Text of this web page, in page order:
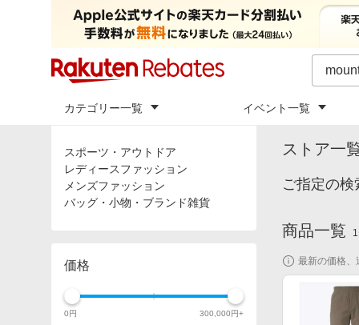
カテゴリー一覧 イベント一覧
カテゴリ
スポーツ・アウトドア
レディースファッション
メンズファッション
バッグ・小物・ブランド雑貨
価格
0円 300,000円+
トップ
ストア一
ご指定の
商品一覧 1
最新の価格、